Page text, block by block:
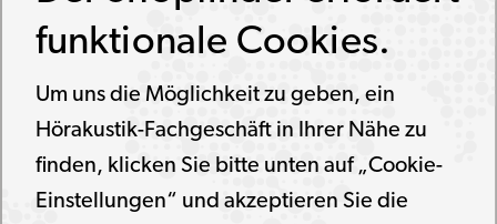
funktionale Cookies.
Um uns die Möglichkeit zu geben, ein
Hörakustik-Fachgeschäft in Ihrer Nähe zu
finden, klicken Sie bitte unten auf „Cookie-
Einstellungen“ und akzeptieren Sie die